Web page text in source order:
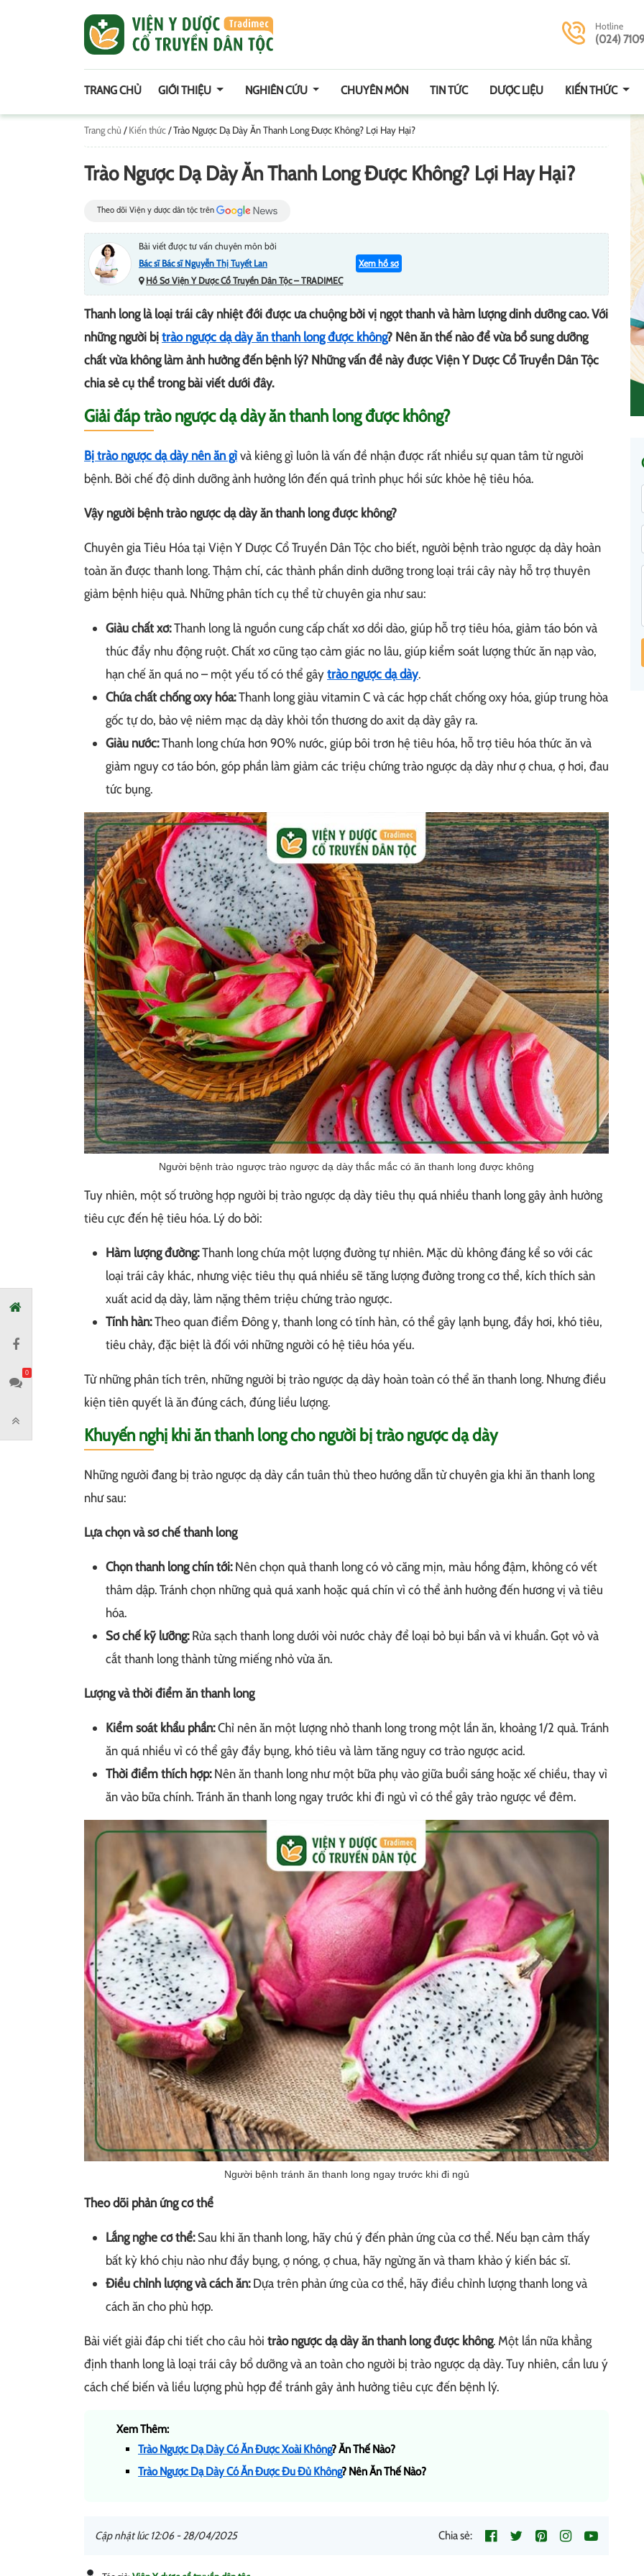
Hotline
(024)
TRANG CHỦ GIỚI THIỆU NGHIÊN CỨU CHUYÊN MÔN TIN TỨC DƯỢC LIỆU KIẾN THỨC
Trang chủ /Kiến thức/Trào Ngược Dạ Dày Ăn Thanh Long Được Không? Lợi Hay Hại?
Trào Ngược Dạ Dày Ăn Thanh Long Được Không? Lợi Hay Hại?
Theo dõi Viện y dược dân tộc trên
Bài viết được tư vấn chuyên môn bởi
Bác sĩ Bác sĩ Nguyễn Thị Tuyết Lan
Hồ Sơ Viện Y Dược Cổ Truyền Dân Tộc – TRADIMEC
Xem hồ sơ
Thanh long là loại trái cây nhiệt đới được ưa chuộng bởi vị ngọt thanh và hàm lượng dinh dưỡng cao. Với
những người bịtrào ngược dạ dày ăn thanh long được không? Nên ăn thế nào để vừa bổ sung dưỡng
chất vừa không làm ảnh hưởng đến bệnh lý? Những vấn đề này được Viện Y Dược Cổ Truyền Dân Tộc
chia sẻ cụ thể trong bài viết dưới đây.
Giải đáp trào ngược dạ dày ăn thanh long được không?
Bị trào ngược dạ dày nên ăn gìvà kiêng gì luôn là vấn đề nhận được rất nhiều sự quan tâm từ người
bệnh. Bởi chế độ dinh dưỡng ảnh hưởng lớn đến quá trình phục hồi sức khỏe hệ tiêu hóa.
Vậy người bệnh trào ngược dạ dày ăn thanh long được không?
Chuyên gia Tiêu Hóa tại Viện Y Dược Cổ Truyền Dân Tộc cho biết, người bệnh trào ngược dạ dày hoàn
toàn ăn được thanh long. Thậm chí, các thành phần dinh dưỡng trong loại trái cây này hỗ trợ thuyên
giảm bệnh hiệu quả. Những phân tích cụ thể từ chuyên gia như sau:
Giàu chất xơ:Thanh long là nguồn cung cấp chất xơ dồi dào, giúp hỗ trợ tiêu hóa, giảm táo bón và
thúc đẩy nhu động ruột. Chất xơ cũng tạo cảm giác no lâu, giúp kiểm soát lượng thức ăn nạp vào,
hạn chế ăn quá no – một yếu tố có thể gâytrào ngược dạ dày.
Chứa chất chống oxy hóa:Thanh long giàu vitamin C và các hợp chất chống oxy hóa, giúp trung hòa
gốc tự do, bảo vệ niêm mạc dạ dày khỏi tổn thương do axit dạ dày gây ra.
Giàu nước:Thanh long chứa hơn 90% nước, giúp bôi trơn hệ tiêu hóa, hỗ trợ tiêu hóa thức ăn và
giảm nguy cơ táo bón, góp phần làm giảm các triệu chứng trào ngược dạ dày như ợ chua, ợ hơi, đau
tức bụng.
Người bệnh trào ngược trào ngược dạ dày thắc mắc có ăn thanh long được không
Tuy nhiên, một số trường hợp người bị trào ngược dạ dày tiêu thụ quá nhiều thanh long gây ảnh hưởng
tiêu cực đến hệ tiêu hóa. Lý do bởi:
Hàm lượng đường:Thanh long chứa một lượng đường tự nhiên. Mặc dù không đáng kể so với các
loại trái cây khác, nhưng việc tiêu thụ quá nhiều sẽ tăng lượng đường trong cơ thể, kích thích sản
xuất acid dạ dày, làm nặng thêm triệu chứng trào ngược.
Tính hàn:Theo quan điểm Đông y, thanh long có tính hàn, có thể gây lạnh bụng, đầy hơi, khó tiêu,
tiêu chảy, đặc biệt là đối với những người có hệ tiêu hóa yếu.
Từ những phân tích trên, những người bị trào ngược dạ dày hoàn toàn có thể ăn thanh long. Nhưng điều
kiện tiên quyết là ăn đúng cách, đúng liều lượng.
Khuyến nghị khi ăn thanh long cho người bị trào ngược dạ dày
Những người đang bị trào ngược dạ dày cần tuân thủ theo hướng dẫn từ chuyên gia khi ăn thanh long
như sau:
Lựa chọn và sơ chế thanh long
Chọn thanh long chín tới:Nên chọn quả thanh long có vỏ căng mịn, màu hồng đậm, không có vết
thâm dập. Tránh chọn những quả quá xanh hoặc quá chín vì có thể ảnh hưởng đến hương vị và tiêu
hóa.
Sơ chế kỹ lưỡng:Rửa sạch thanh long dưới vòi nước chảy để loại bỏ bụi bẩn và vi khuẩn. Gọt vỏ và
cắt thanh long thành từng miếng nhỏ vừa ăn.
Lượng và thời điểm ăn thanh long
Kiểm soát khẩu phần:Chỉ nên ăn một lượng nhỏ thanh long trong một lần ăn, khoảng 1/2 quả. Tránh
ăn quá nhiều vì có thể gây đầy bụng, khó tiêu và làm tăng nguy cơ trào ngược acid.
Thời điểm thích hợp:Nên ăn thanh long như một bữa phụ vào giữa buổi sáng hoặc xế chiều, thay vì
ăn vào bữa chính. Tránh ăn thanh long ngay trước khi đi ngủ vì có thể gây trào ngược về đêm.
Người bệnh tránh ăn thanh long ngay trước khi đi ngủ
Theo dõi phản ứng cơ thể
Lắng nghe cơ thể:Sau khi ăn thanh long, hãy chú ý đến phản ứng của cơ thể. Nếu bạn cảm thấy
bất kỳ khó chịu nào như đầy bụng, ợ nóng, ợ chua, hãy ngừng ăn và tham khảo ý kiến bác sĩ.
Điều chỉnh lượng và cách ăn:Dựa trên phản ứng của cơ thể, hãy điều chỉnh lượng thanh long và
cách ăn cho phù hợp.
Bài viết giải đáp chi tiết cho câu hỏi trào ngược dạ dày ăn thanh long được không. Một lần nữa khẳng
định thanh long là loại trái cây bổ dưỡng và an toàn cho người bị trào ngược dạ dày. Tuy nhiên, cần lưu ý
cách chế biến và liều lượng phù hợp để tránh gây ảnh hưởng tiêu cực đến bệnh lý.
Xem Thêm:
Trào Ngược Dạ Dày Có Ăn Được Xoài Không? Ăn Thế Nào?
Trào Ngược Dạ Dày Có Ăn Được Đu Đủ Không? Nên Ăn Thế Nào?
Cập nhật lúc 12:06 - 28/04/2025 Chia sẻ:
0